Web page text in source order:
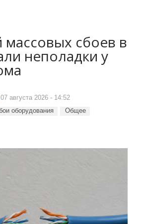
сбоев в
неполадки у
07 августа 2026 - 14:52
оборудования
Общее